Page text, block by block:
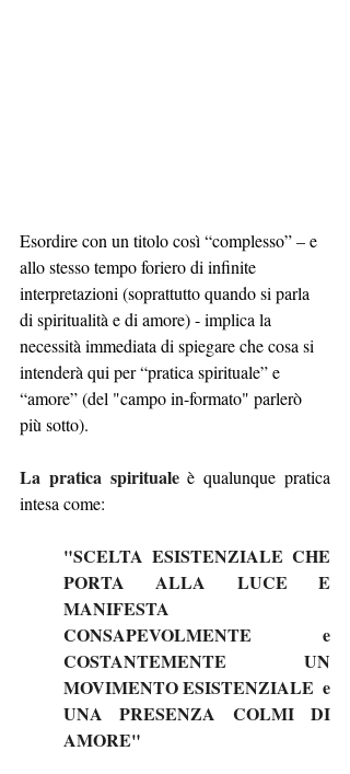
Esordire con un titolo così “complesso” – e
allo stesso tempo foriero di infinite
interpretazioni (soprattutto quando si parla
di spiritualità e di amore) - implica la
necessità immediata di spiegare che cosa si
intenderà qui per “pratica spirituale” e
“amore” (del "campo in-formato" parlerò
più sotto).
La pratica spirituale è qualunque pratica
intesa come:
"SCELTA ESISTENZIALE CHE
PORTA ALLA LUCE E
MANIFESTA
CONSAPEVOLMENTE e
COSTANTEMENTE UN
MOVIMENTO ESISTENZIALE  e
UNA PRESENZA COLMI DI
AMORE"